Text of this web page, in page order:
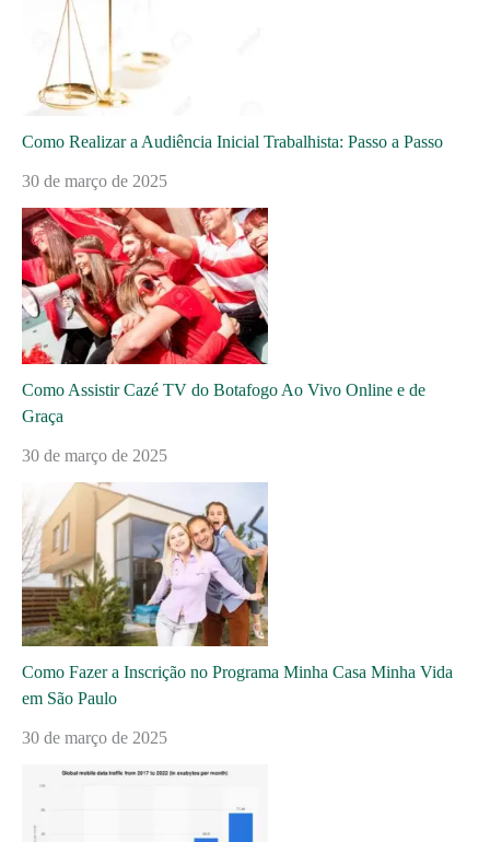
Como Realizar a Audiência Inicial Trabalhista: Passo a Passo
30 de março de 2025
Como Assistir Cazé TV do Botafogo Ao Vivo Online e de
Graça
30 de março de 2025
Como Fazer a Inscrição no Programa Minha Casa Minha Vida
em São Paulo
30 de março de 2025